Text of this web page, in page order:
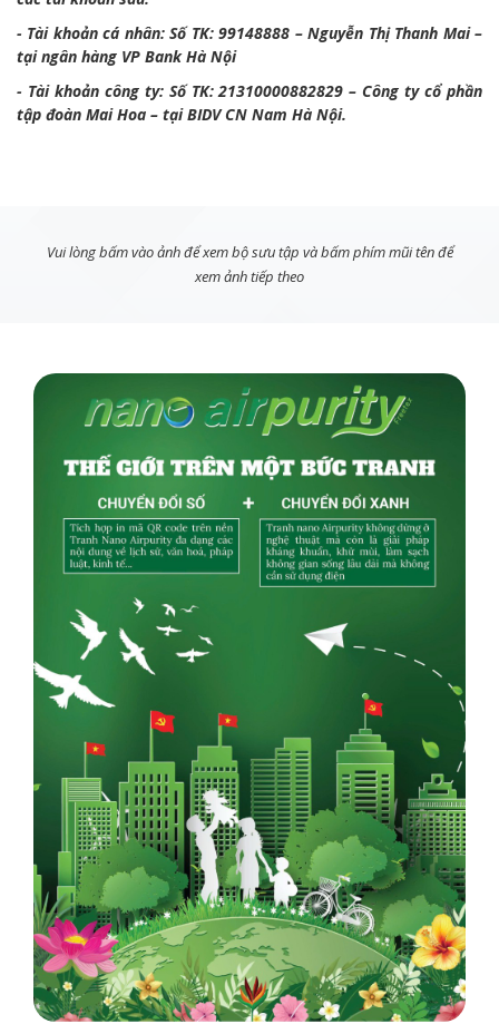
- Tài khoản cá nhân: Số TK: 99148888 – Nguyễn Thị Thanh Mai –
tại ngân hàng VP Bank Hà Nội
- Tài khoản công ty: Số TK: 21310000882829 – Công ty cổ phần
tập đoàn Mai Hoa – tại BIDV CN Nam Hà Nội.
Vui lòng bấm vào ảnh để xem bộ sưu tập và bấm phím mũi tên để
xem ảnh tiếp theo